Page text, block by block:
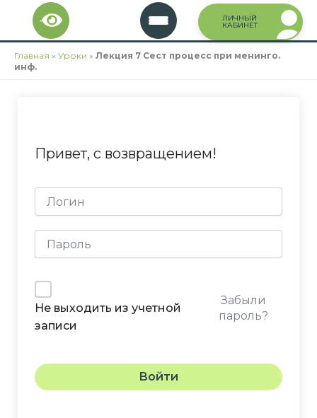
Перейти
содержимому
ЛИЧНЫЙ
КАБИНЕТ
Главная » Уроки » Лекция 7 Сест процесс при менинго.
инф.
Привет, с возвращением!
Не выходить из учетной
записи
Забыли
пароль?
Войти